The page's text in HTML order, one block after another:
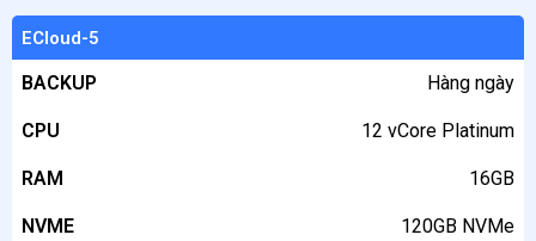
ECloud-5
BACKUP Hàng ngày
CPU 12 vCore Platinum
RAM 16GB
NVME 120GB NVMe